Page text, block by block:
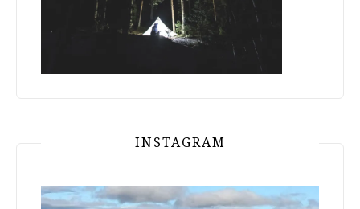
INSTAGRAM